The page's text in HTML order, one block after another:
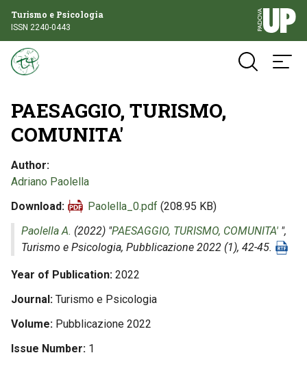
Turismo e Psicologia
ISSN 2240-0443
PAESAGGIO, TURISMO,
COMUNITA'
Author
Adriano Paolella
Download
Paolella_0.pdf (208.95 KB)
Paolella A. (2022) "PAESAGGIO, TURISMO, COMUNITA' ",
Turismo e Psicologia, Pubblicazione 2022 (1), 42-45.
Year of Publication 2022
Journal Turismo e Psicologia
Volume Pubblicazione 2022
Issue Number 1